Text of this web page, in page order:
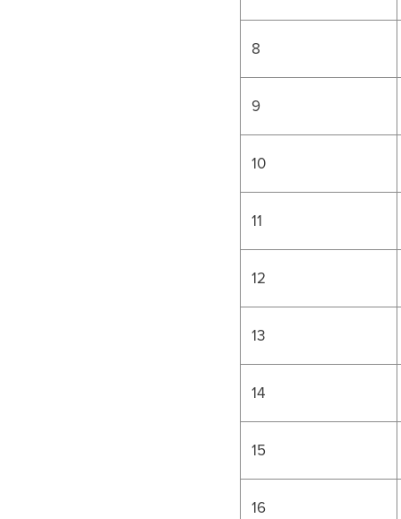
8
9
10
11
12
13
14
15
16